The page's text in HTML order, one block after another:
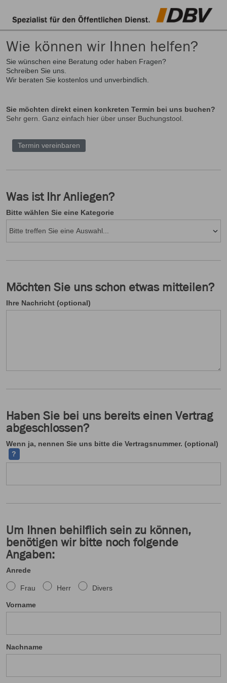
Wie können wir Ihnen helfen?
Sie wünschen eine Beratung oder haben Fragen?
Schreiben Sie uns.
Wir beraten Sie kostenlos und unverbindlich.
Sie möchten direkt einen konkreten Termin bei uns buchen?
Sehr gern. Ganz einfach hier über unser Buchungstool.
Termin vereinbaren
Was ist Ihr Anliegen?
Bitte wählen Sie eine Kategorie
Möchten Sie uns schon etwas mitteilen?
Ihre Nachricht (optional)
Haben Sie bei uns bereits einen Vertrag
abgeschlossen?
Wenn ja, nennen Sie uns bitte die Vertragsnummer. (optional)
?
Um Ihnen behilflich sein zu können,
benötigen wir bitte noch folgende
Angaben:
Anrede
Frau Herr Divers
Vorname
Nachname